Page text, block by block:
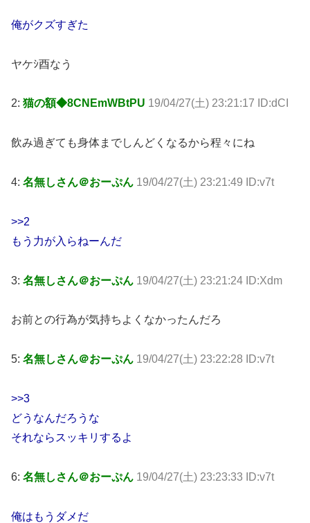
俺がクズすぎた
ヤケｼ酉なう
2: 猫の額◆8CNEmWBtPU 19/04/27(土) 23:21:17 ID:dCI
飲み過ぎても身体までしんどくなるから程々にね
4: 名無しさん＠おーぷん 19/04/27(土) 23:21:49 ID:v7t
>>2
もう力が入らねーんだ
3: 名無しさん＠おーぷん 19/04/27(土) 23:21:24 ID:Xdm
お前との行為が気持ちよくなかったんだろ
5: 名無しさん＠おーぷん 19/04/27(土) 23:22:28 ID:v7t
>>3
どうなんだろうな
それならスッキリするよ
6: 名無しさん＠おーぷん 19/04/27(土) 23:23:33 ID:v7t
俺はもうダメだ